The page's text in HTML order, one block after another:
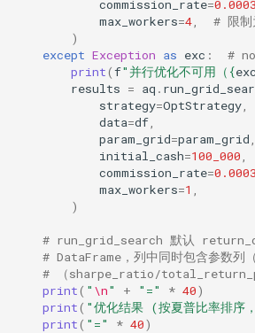
commission_rate=0.0003
max_workers=4,
# 限
)
except Exception as exc :
#
print(f"并行优化不可用（ {exc
results = aq .
strategy=OptStrategy,
data=df,
param_grid=param_grid,
initial_cash=100_000,
commission_rate=0.0003
max_workers=1 ,
)
# run_grid_search 默认
# DataFrame，列中同时包含参数
# （sharpe_ratio/
print( " \n" + "=" * 40)
print( "优化结果 (按夏普比率排
print( "=" * 40)